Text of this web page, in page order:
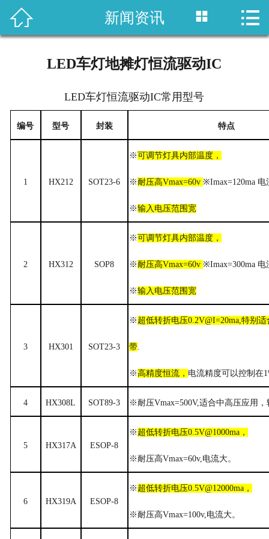
网站首页
新闻资讯
关于我们
 新闻资讯  
LED车灯地摊灯恒流驱动IC
LED车灯恒流驱动IC常用型号
编号 型号 封装 特点
1 HX212 SOT23-6
※可调节灯具内部温度，
※耐压高Vmax=60v※Imax=120ma 电
※输入电压范围宽
2 HX312 SOP8
※可调节灯具内部温度，
※耐压高Vmax=60v※Imax=300ma 电
※输入电压范围宽
3 HX301 SOT23-3
※ 超低转折电压0.2V@I=20ma,特别
带
※高精度恒流， 电流精度可以控制在
4 HX308L SOT89-3 ※耐压Vmax=500V,适合中高压应用
5 HX317A ESOP-8
※ 超低转折电压0.5V@1000ma，
※耐压高Vmax=60v,电流大。
6 HX319A ESOP-8
※ 超低转折电压0.5V@12000ma，
※耐压高Vmax=100v,电流大。